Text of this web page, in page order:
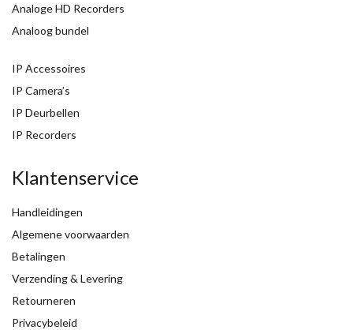
Analoge HD Recorders
Analoog bundel
IP Accessoires
IP Camera’s
IP Deurbellen
IP Recorders
Klantenservice
Handleidingen
Algemene voorwaarden
Betalingen
Verzending & Levering
Retourneren
Privacybeleid